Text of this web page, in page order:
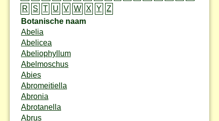
R
S T U V W X Y
Z
Botanische naam
Abelia
Abelicea
Abeliophyllum
Abelmoschus
Abies
Abromeitiella
Abronia
Abrotanella
Abrus